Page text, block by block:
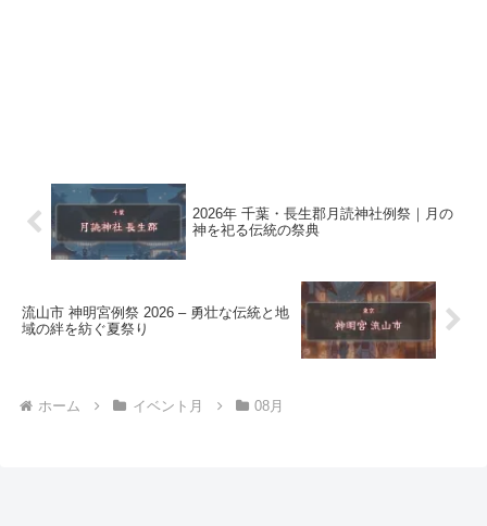
2026年 千葉・長生郡月読神社例祭｜月の
神を祀る伝統の祭典
流山市 神明宮例祭 2026 – 勇壮な伝統と地
域の絆を紡ぐ夏祭り
ホーム イベント月 08月